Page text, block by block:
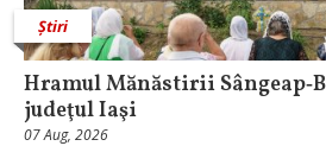
Știri
Hramul Mănăstirii
judeţul Iaşi
07 Aug, 2026